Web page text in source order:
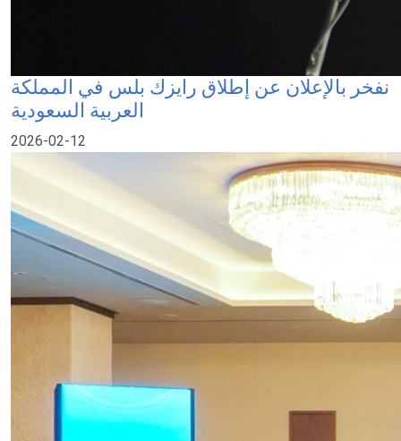
نفخر بالإعلان عن إطلاق رايزك بلس في المملكة
العربية السعودية
2026-02-12